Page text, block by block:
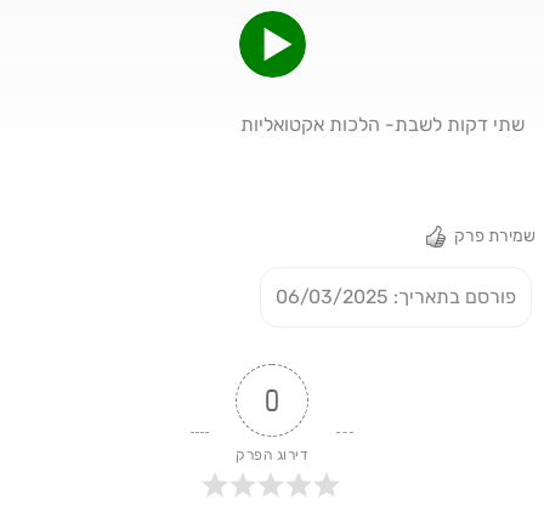
שתי דקות לשבת- הלכות אקטואליות
שמירת פרק
פורסם בתאריך: 06/03/2025
0
דירוג הפרק